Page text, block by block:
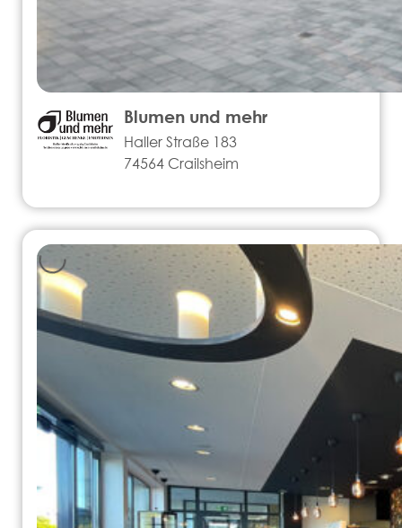
Blumen und mehr
Haller Straße 183
74564 Crailsheim